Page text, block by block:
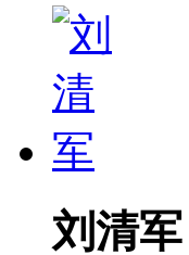
刘清军